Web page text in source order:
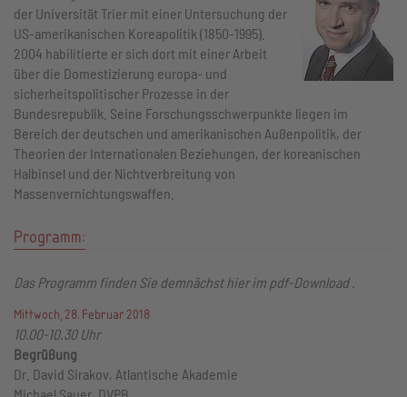
der Universität Trier mit einer Untersuchung der
US-amerikanischen Koreapolitik (1850-1995).
2004 habilitierte er sich dort mit einer Arbeit
über die Domestizierung europa- und
sicherheitspolitischer Prozesse in der
Bundesrepublik. Seine Forschungsschwerpunkte liegen im
Bereich der deutschen und amerikanischen Außenpolitik, der
Theorien der Internationalen Beziehungen, der koreanischen
Halbinsel und der Nichtverbreitung von
Massenvernichtungswaffen.
Programm:
Das Programm finden Sie demnächst hier im pdf-Download .
Mittwoch, 28. Februar 2018
10.00-10.30 Uhr
Begrüßung
Dr. David Sirakov, Atlantische Akademie